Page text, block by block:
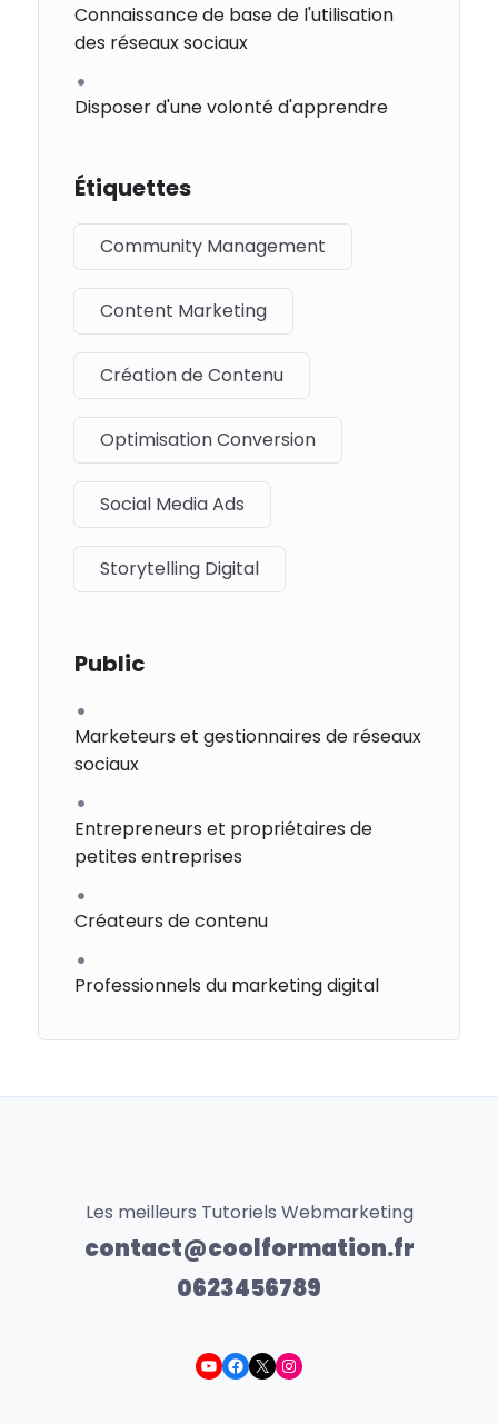
Connaissance de base de l'utilisation
des réseaux sociaux
Disposer d'une volonté d'apprendre
Étiquettes
Community Management
Content Marketing
Création de Contenu
Optimisation Conversion
Social Media Ads
Storytelling Digital
Public
Marketeurs et gestionnaires de réseaux
sociaux
Entrepreneurs et propriétaires de
petites entreprises
Créateurs de contenu
Professionnels du marketing digital
Les meilleurs Tutoriels Webmarketing
contact@coolformation.fr
0623456789